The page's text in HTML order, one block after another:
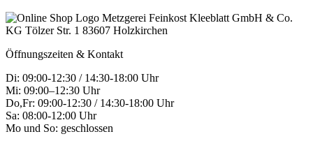
Öffnungszeiten & Kontakt
Di: 09:00-12:30 / 14:30-18:00 Uhr
Mi: 09:00–12:30 Uhr
Do,Fr: 09:00-12:30 / 14:30-18:00 Uhr
Sa: 08:00-12:00 Uhr
Mo und So: geschlossen